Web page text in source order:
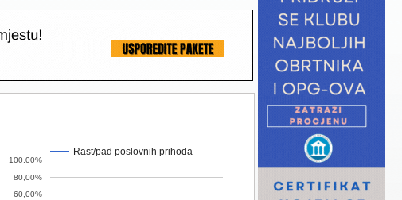
Rast/pad poslovnih prihoda
60,00%
80,00%
100,00%